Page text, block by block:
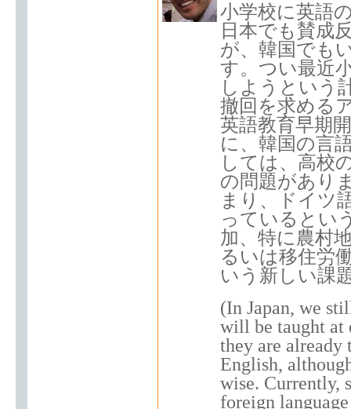
小学校に英語
日本でも賛成
が、韓国でも
す。つい最近
しようという
撤回を求める
英語教育早期
に、韓国の言
しては、高校
の問題があり
まり、ドイツ
っているとい
加、特に農村
るいは移住労
いう新しい課
(In Japan, we
will be taught at
they are already
English,
wise. Currently,
foreign